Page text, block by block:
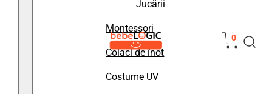
Jucării
Montessori
Colaci de înot
Costume UV
0